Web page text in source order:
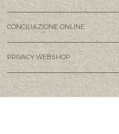
CONCILIAZIONE ONLINE
PRIVACY WEBSHOP